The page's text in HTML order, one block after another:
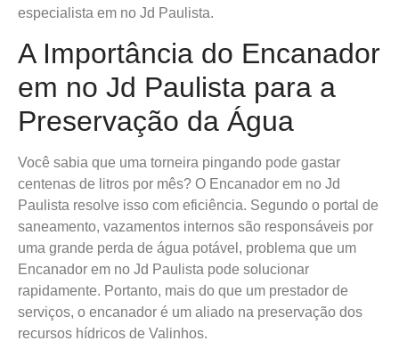
especialista em no Jd Paulista.
A Importância do Encanador
em no Jd Paulista para a
Preservação da Água
Você sabia que uma torneira pingando pode gastar
centenas de litros por mês? O Encanador em no Jd
Paulista resolve isso com eficiência. Segundo o portal de
saneamento, vazamentos internos são responsáveis por
uma grande perda de água potável, problema que um
Encanador em no Jd Paulista pode solucionar
rapidamente. Portanto, mais do que um prestador de
serviços, o encanador é um aliado na preservação dos
recursos hídricos de Valinhos.